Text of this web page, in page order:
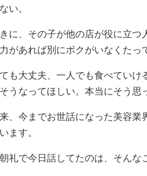
い。
に、その子が他の店が役に立
があれば別にボクがいなくたっ
も大丈夫、一人でも食べていけ
うなってほしい。本当にそう思
、今までお世話になった美容
ます。
礼で今日話してたのは、そんな